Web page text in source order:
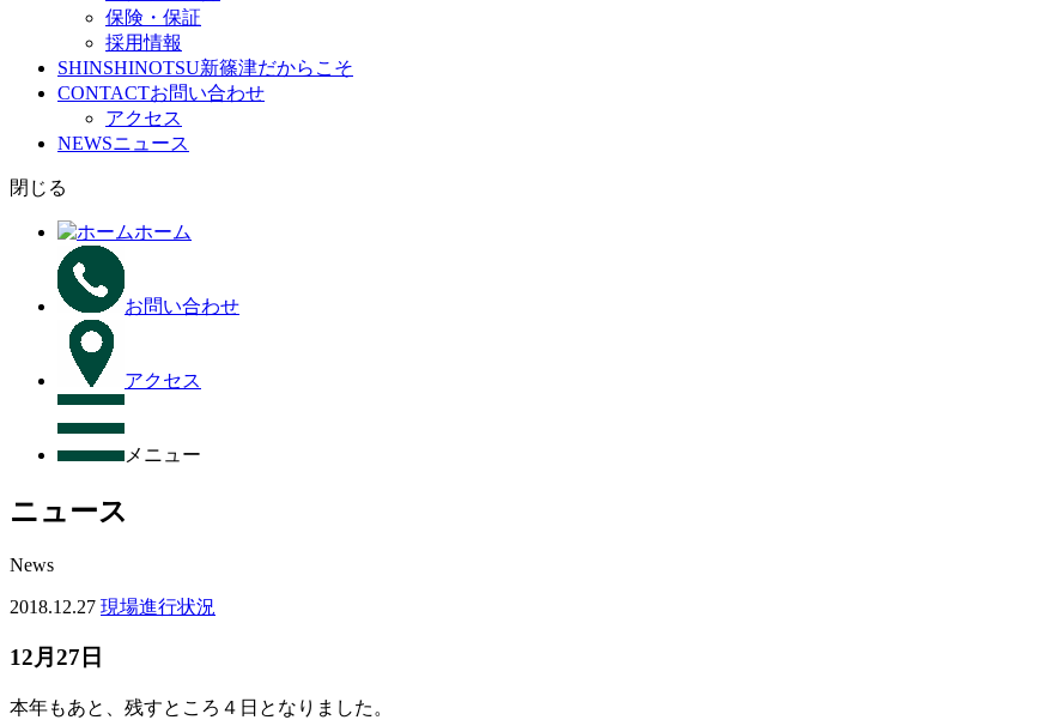
保険・保証
採用情報
SHINSHINOTSU新篠津だからこそ
CONTACTお問い合わせ
アクセス
NEWSニュース
閉じる
ホーム
お問い合わせ
アクセス
メニュー
ニュース
News
2018.12.27 現場進行状況
12月27日
本年もあと、残すところ４日となりました。